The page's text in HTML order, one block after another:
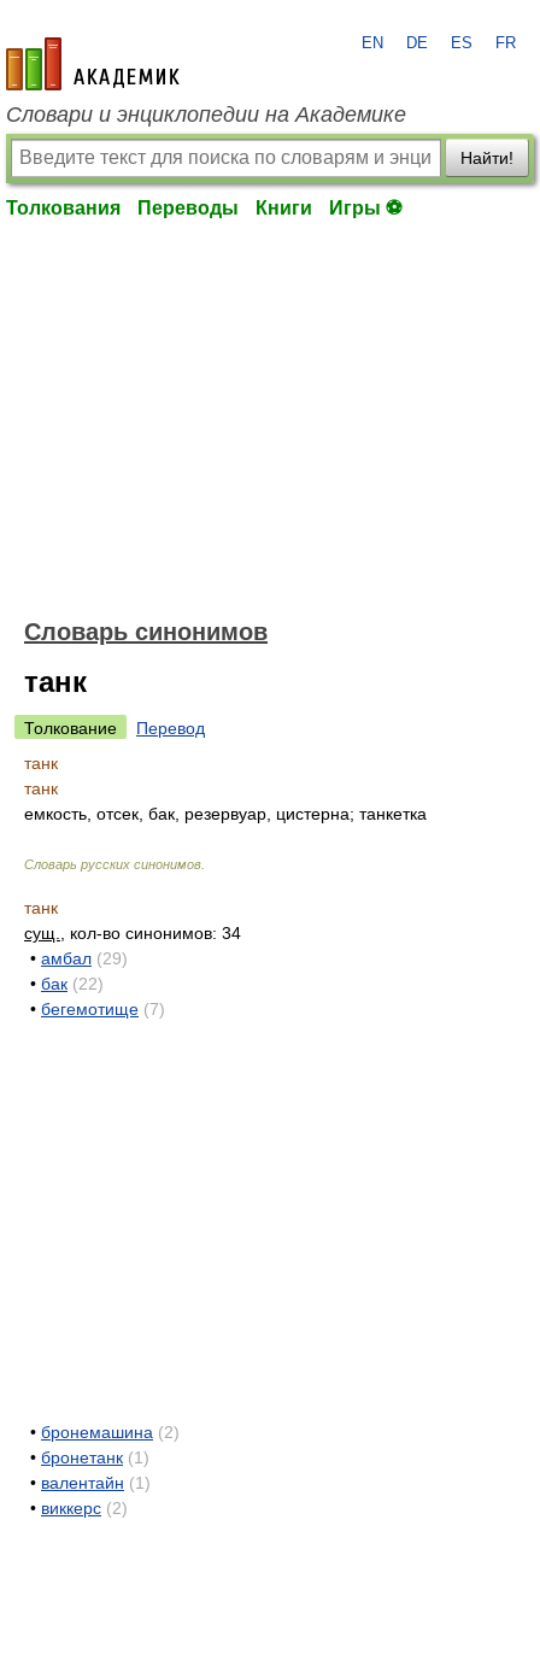
academic.ru
EN DE ES FR
Словари и энциклопедии на Академике
Найти!
Толкования Переводы Книги Игры ⚽
Словарь синонимов
танк
Толкование
Перевод
танк
танк
емкость, отсек, бак, резервуар, цистерна; танкетка
Словарь русских синонимов
танк
сущ.
, кол-во синонимов: 34
• амбал (29)
• бак (22)
• бегемотище (7)
• бронемашина (2)
• бронетанк (1)
• валентайн (1)
• виккерс (2)